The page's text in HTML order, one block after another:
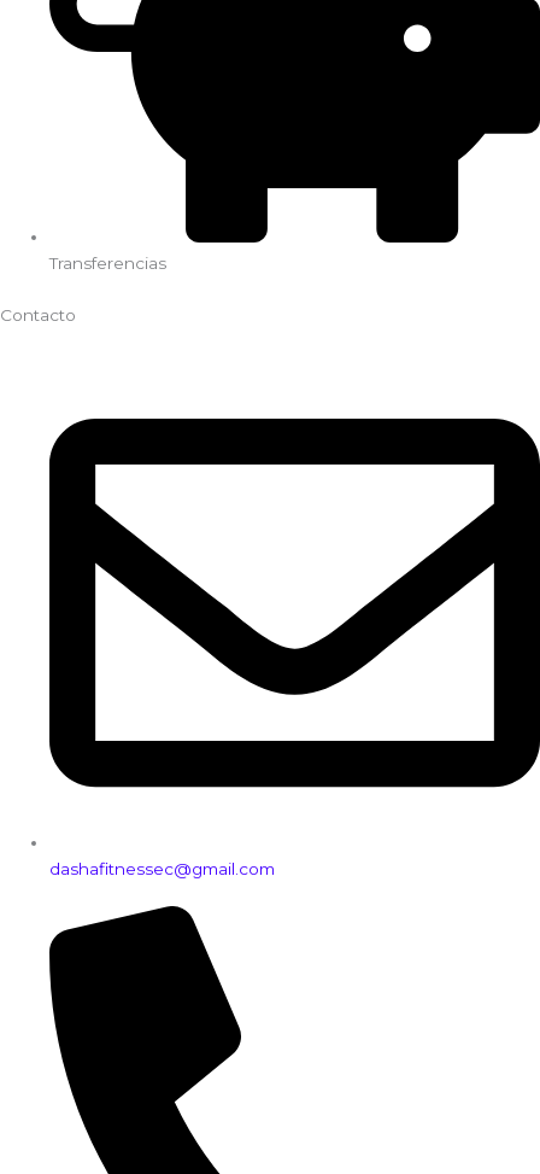
Transferencias
Contacto
dashafitnessec@gmail.com